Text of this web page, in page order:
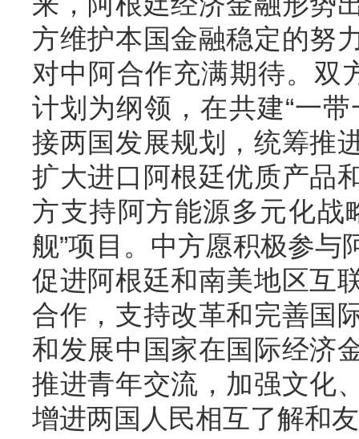
方维护本国金融稳定的努
对中阿合作充满期待。双
计划为纲领，在共建“一
接两国发展规划，统筹推
扩大进口阿根廷优质产品
方支持阿方能源多元化战
舰”项目。中方愿积极参
促进阿根廷和南美地区互
合作，支持改革和完善国
和发展中国家在国际经济
推进青年交流，加强文化
增进两国人民相互了解和